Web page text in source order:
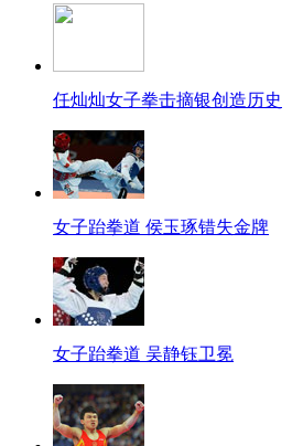
任灿灿女子拳击摘银创造历史
女子跆拳道 侯玉琢错失金牌
女子跆拳道 吴静钰卫冕